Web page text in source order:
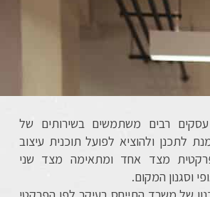
עסקים רבים משתמשים בשירותים של
לתכנן ולהוציא לפועל תוכנית עיצוב
מצד אחד ומתאימה מצד שני
וסגנון המקום.